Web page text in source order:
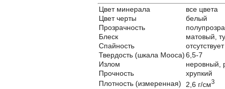
Цвет минерала
все цвета
Цвет черты
белый
Прозрачность
Блеск
матовый,
Спайность
отсутствует
Твердость (шкала Мооса)6,5-7
Излом
неровный,
Прочность
хрупкий
Плотность (измеренная)
2,6 г/см3